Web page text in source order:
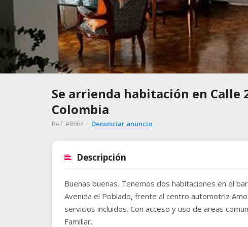
Se arrienda habitación en Calle
Colombia
Ref: #8664 · Denunciar anuncio
Descripción
Buenas buenas. Tenemos dos habitaciones en el
Avenida el Poblado, frente al centro automotriz
servicios incluidos. Con acceso y uso de areas
Familiar.